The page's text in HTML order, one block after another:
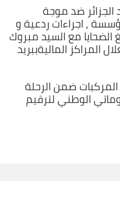
الجزائر ضد موجة
, اجراءات ردعية و
الضحايا مع السيد مبروك
المراكز الماليةببريد
المركبات ضمن الرحلة
الوطني لترقيم